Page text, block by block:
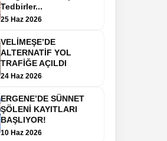
Tedbirler...
25 Haz 2026
VELİMEŞE’DE
ALTERNATİF YOL
TRAFİĞE AÇILDI
24 Haz 2026
ERGENE’DE SÜNNET
ŞÖLENİ KAYITLARI
BAŞLIYOR!
10 Haz 2026